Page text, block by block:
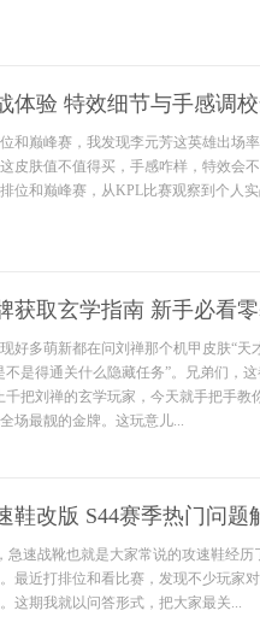
体验 特效细节与手感调
和巅峰赛，我发现李元芳这英雄出场
皮肤值不值得买，手感咋样，特效会
位和巅峰赛，从KPL比赛观察到个人
获取玄学指南 新手必看
好多萌新都在问刘禅那个机甲皮肤“天
不是得通关什么隐藏任务”。兄弟们，
千把刘禅的玄学玩家，今天就手把手教
场最靓的金牌。这玩意儿...
鞋改版 S44赛季热门问题
急速战靴也就是大家常说的攻速鞋经
最近打排位和看比赛，发现不少玩家
这期我就以问答形式，把大家最关...